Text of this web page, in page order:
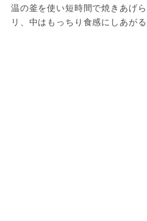
温の釜を使い短時間で焼きあげ
リ、中はもっちり食感にしあがる